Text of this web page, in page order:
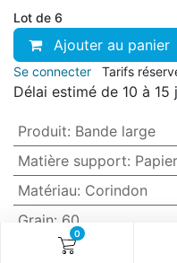
0
Lot de 6
Ajouter au panier
Se connecter Tarifs
Délai estimé de 10 à 15
Produit: Bande large
Matière support: Papier
Matériau: Corindon
Grain: 60
Anti-encrassement